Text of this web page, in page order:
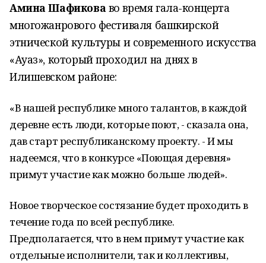
Амина Шафикова во время гала-концерта
многожанрового фестиваля башкирской
этнической культуры и современного искусства
«Ауаз», который проходил на днях в
Илишевском районе:
«В нашей республике много талантов, в каждой
деревне есть люди, которые поют, - сказала она,
дав старт республиканскому проекту. - И мы
надеемся, что в конкурсе «Поющая деревня»
примут участие как можно больше людей».
Новое творческое состязание будет проходить в
течение года по всей республике.
Предполагается, что в нем примут участие как
отдельные исполнители, так и коллективы,